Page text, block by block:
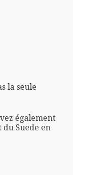
la seule
également
Suede en